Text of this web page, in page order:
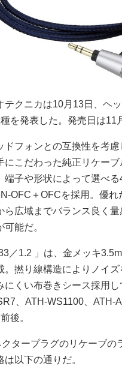
クニカは10月13日、ヘ
を発表した。発売日は11
フォンとの互換性を考慮
にこだわった純正リケー
端子や形状によって選べる
OFC＋OFCを採用。優れ
ら広域までバランス良く
能だ。
／1.2 」は、金メッキ
。撚り線構造によりノイ
にくい布巻きシース採用
、ATH-WS1100、ATH-
後。
タープラグのリケーブの
以下の通りだ。